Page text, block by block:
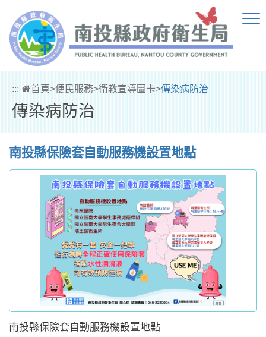
::: 首頁>便民服務>衛教宣導圖卡>傳染病防治
傳染病防治
南投縣保險套自動服務機設置地點
南投縣保險套自動服務機設置地點